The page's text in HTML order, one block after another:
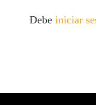
Debeiniciar